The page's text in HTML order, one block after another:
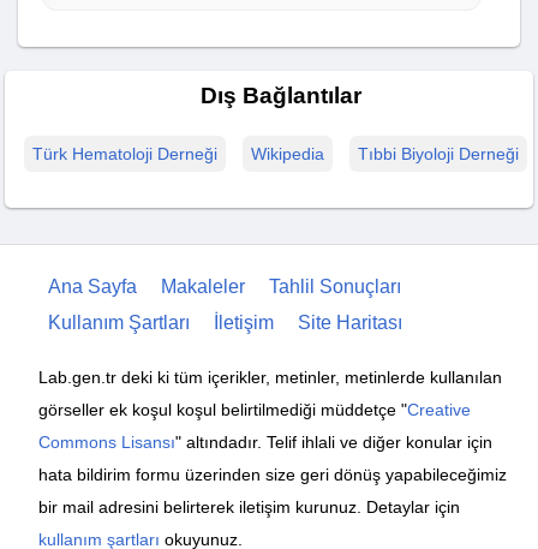
Dış Bağlantılar
Türk Hematoloji Derneği Wikipedia Tıbbi Biyoloji Derneği
Ana Sayfa Makaleler
Tahlil Sonuçları
Kullanım Şartları
İletişim Site Haritası
Lab.gen.tr deki ki tüm içerikler, metinler, metinlerde kullanılan
görseller ek koşul koşul belirtilmediği müddetçe "Creative
Commons Lisansı" altındadır. Telif ihlali ve diğer konular için
hata bildirim formu üzerinden size geri dönüş yapabileceğimiz
bir mail adresini belirterek iletişim kurunuz. Detaylar için
kullanım şartları okuyunuz.